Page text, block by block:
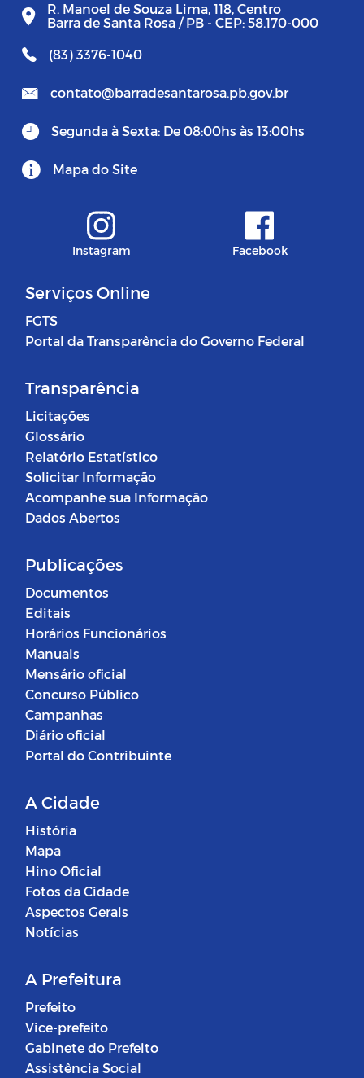
R. Manoel de Souza Lima, 118, Centro
Barra de Santa Rosa / PB - CEP: 58.170-000
(83) 3376-1040
contato@barradesantarosa.pb.gov.br
Segunda à Sexta: De 08:00hs às 13:00hs
Mapa do Site
Instagram Facebook
Serviços Online
FGTS
Portal da Transparência do Governo Federal
Transparência
Licitações
Glossário
Relatório Estatístico
Solicitar Informação
Acompanhe sua Informação
Dados Abertos
Publicações
Documentos
Editais
Horários Funcionários
Manuais
Mensário oficial
Concurso Público
Campanhas
Diário oficial
Portal do Contribuinte
A Cidade
História
Mapa
Hino Oficial
Fotos da Cidade
Aspectos Gerais
Notícias
A Prefeitura
Prefeito
Vice-prefeito
Gabinete do Prefeito
Assistência Social